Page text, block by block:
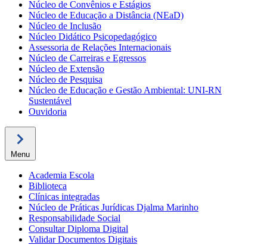
Núcleo de Convênios e Estágios
Núcleo de Educação a Distância (NEaD)
Núcleo de Inclusão
Núcleo Didático Psicopedagógico
Assessoria de Relações Internacionais
Núcleo de Carreiras e Egressos
Núcleo de Extensão
Núcleo de Pesquisa
Núcleo de Educação e Gestão Ambiental: UNI-RN
Sustentável
Ouvidoria
Menu
Academia Escola
Biblioteca
Clínicas integradas
Núcleo de Práticas Jurídicas Djalma Marinho
Responsabilidade Social
Consultar Diploma Digital
Validar Documentos Digitais